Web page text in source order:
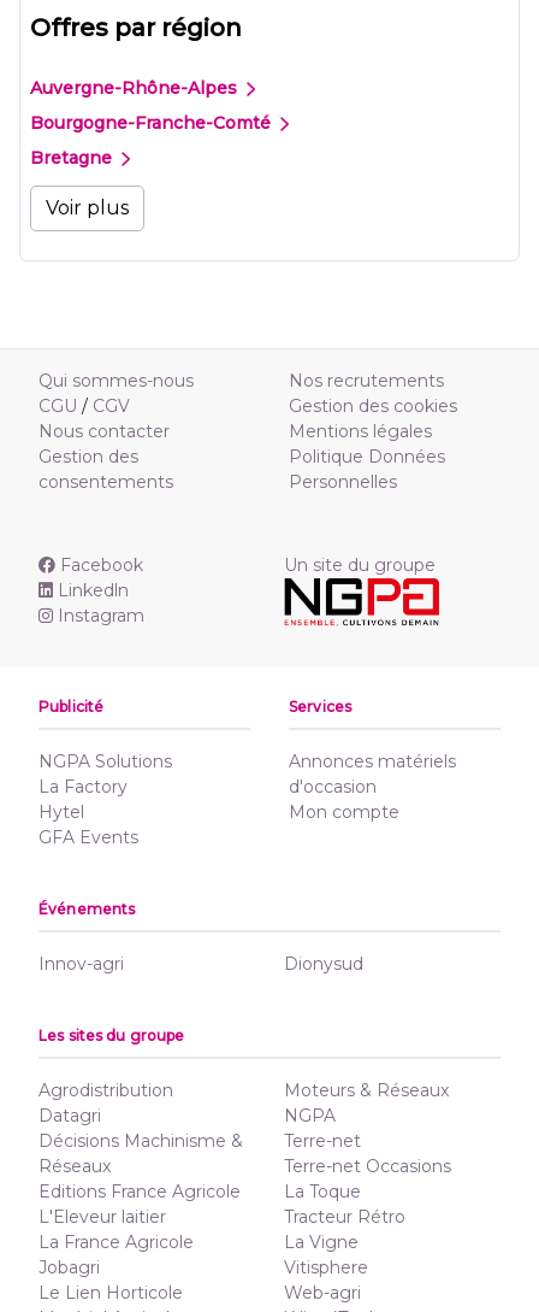
Offres par région
Auvergne-Rhône-Alpes
Bourgogne-Franche-Comté
Bretagne
Voir plus
Qui sommes-nous
CGU / CGV
Nous contacter
Gestion des
consentements
Nos recrutements
Gestion des cookies
Mentions légales
Politique Données
Personnelles
Facebook
Linkedln
Instagram
Un site du groupe
Publicité
NGPA Solutions
La Factory
Hytel
GFA Events
Services
Annonces matériels
d'occasion
Mon compte
Événements
Innov-agri Dionysud
Les sites du groupe
Agrodistribution
Datagri
Décisions Machinisme &
Réseaux
Editions France Agricole
L'Eleveur laitier
La France Agricole
Jobagri
Le Lien Horticole
Moteurs & Réseaux
NGPA
Terre-net
Terre-net Occasions
La Toque
Tracteur Rétro
La Vigne
Vitisphere
Web-agri